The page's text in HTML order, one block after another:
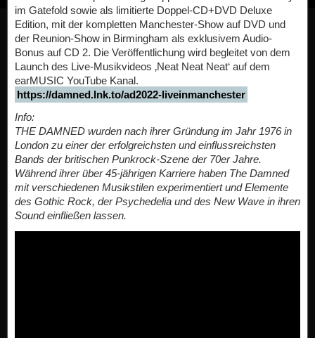
im Gatefold sowie als limitierte Doppel-CD+DVD Deluxe
Edition, mit der kompletten Manchester-Show auf DVD und
der Reunion-Show in Birmingham als exklusivem Audio-
Bonus auf CD 2. Die Veröffentlichung wird begleitet von dem
Launch des Live-Musikvideos ‚Neat Neat Neat‘ auf dem
earMUSIC YouTube Kanal.
https://damned.lnk.to/ad2022-liveinmanchester
Info:
THE DAMNED wurden nach ihrer Gründung im Jahr 1976 in
London zu einer der erfolgreichsten und einflussreichsten
Bands der britischen Punkrock-Szene der 70er Jahre.
Während ihrer über 45-jährigen Karriere haben The Damned
mit verschiedenen Musikstilen experimentiert und Elemente
des Gothic Rock, der Psychedelia und des New Wave in ihren
Sound einfließen lassen.